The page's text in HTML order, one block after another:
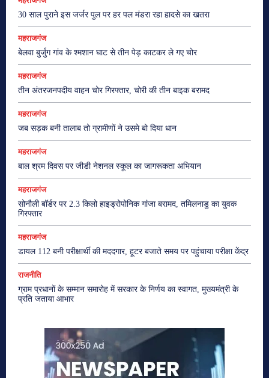
30 साल पुराने इस जर्जर पुल पर हर पल मंडरा रहा हादसे का खतरा
महराजगंज
बेलवा बुर्जुग गांव के श्मशान घाट से तीन पेड़ काटकर ले गए चोर
महराजगंज
तीन अंतरजनपदीय वाहन चोर गिरफ्तार, चोरी की तीन बाइक बरामद
महराजगंज
जब सड़क बनी तालाब तो ग्रामीणों ने उसमे बो दिया धान
महराजगंज
बाल श्रम दिवस पर जीडी नेशनल स्कूल का जागरूकता अभियान
महराजगंज
सोनौली बॉर्डर पर 2.3 किलो हाइड्रोपोनिक गांजा बरामद, तमिलनाडु का युवक
गिरफ्तार
महराजगंज
डायल 112 बनी परीक्षार्थी की मददगार, हूटर बजाते समय पर पहुंचाया परीक्षा केंद्र
राजनीति
ग्राम प्रधानों के सम्मान समारोह में सरकार के निर्णय का स्वागत, मुख्यमंत्री के
प्रति जताया आभार